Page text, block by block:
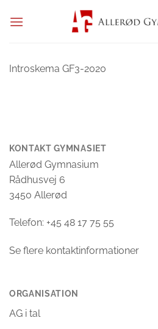
Introskema GF3-2020
KONTAKT GYMNASIET
Allerød Gymnasium
Rådhusvej 6
3450 Allerød
Telefon: +45 48 17 75 55
Se flere kontaktinformationer
ORGANISATION
AG i tal